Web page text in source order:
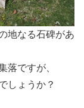
地なる石碑があ
落ですが、
しょうか？